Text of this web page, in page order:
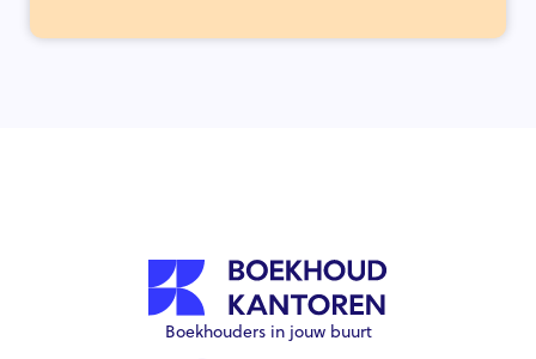
Boekhouders in jouw buurt